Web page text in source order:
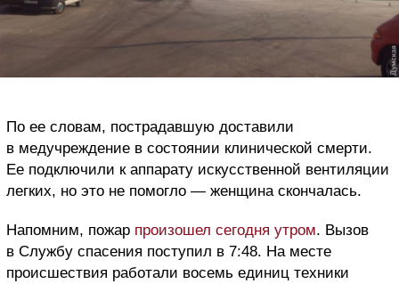
По ее словам, пострадавшую доставили
в медучреждение в состоянии клинической смерти.
Ее подключили к аппарату искусственной вентиляции
легких, но это не помогло — женщина скончалась.
Напомним, пожар произошел сегодня утром. Вызов
в Службу спасения поступил в 7:48. На месте
происшествия работали восемь единиц техники